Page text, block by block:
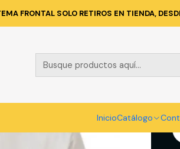
InicioCatálogo
FRONTAL SOLO RETIROS EN TIENDA,
Catálogo SOLDADOR TRAJE
|